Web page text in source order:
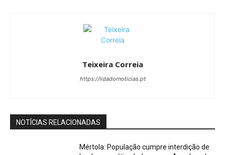
Teixeira Correia
https://lidadornoticias.pt
NOTÍCIAS RELACIONADAS
Mértola: População cumpre interdição de